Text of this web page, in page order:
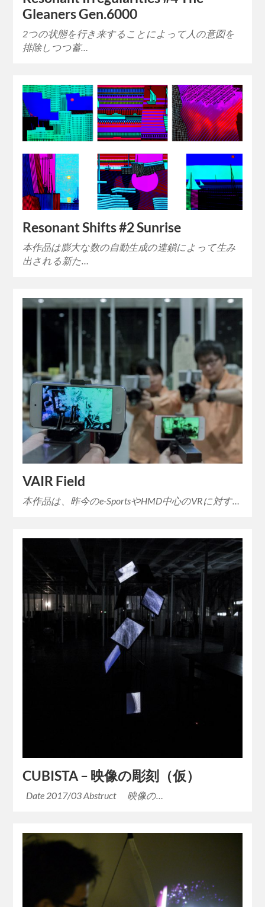
Gleaners Gen.6000
2つの状態を行き来することによって人の意図を
排除しつつ蓄…
Resonant Shifts #2 Sunrise
本作品は膨大な数の自動生成の連鎖によって生み
出される新た…
VAIR Field
本作品は、昨今のe-SportsやHMD中心のVRに対す…
CUBISTA – 映像の彫刻（仮）
Date 2017/03 Abstruct 映像の…